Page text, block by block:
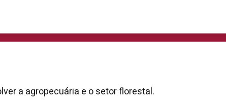
a agropecuária e o setor florestal.